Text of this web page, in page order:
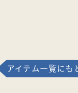
アイテム一覧にも